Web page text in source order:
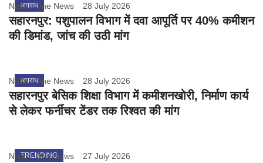
अपराध
Nation One News 28 July 2026
सहारनपुर: पशुपालन विभाग में दवा आपूर्ति पर 40% कमीशन
की डिमांड, जांच की उठी मांग
अपराध
Nation One News 28 July 2026
सहारनपुर बेसिक शिक्षा विभाग में कमीशनखोरी, निर्माण कार्य
से लेकर फर्नीचर टेंडर तक रिश्वत की मांग
TRENDING
Nation One News 27 July 2026